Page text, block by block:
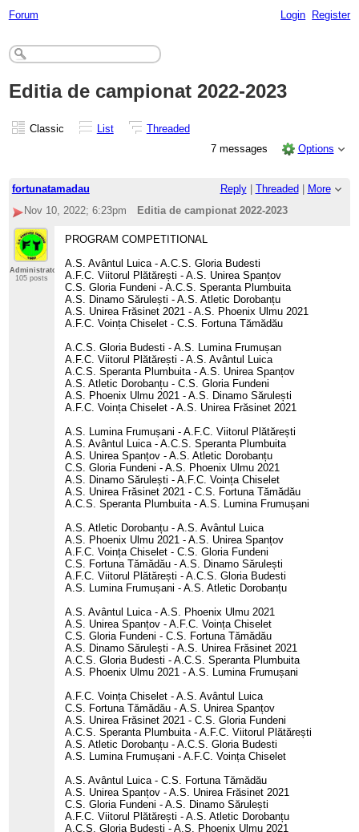
Forum Login Register
Editia de campionat 2022-2023
Classic List
Threaded
7 messages
Options
fortunatamadau Reply| Threaded
More
Nov 10, 2022; 6:23pm
Editia de campionat 2022-2023
Administrator
105 posts
PROGRAM COMPETITIONAL
A.S. Avântul Luica - A.C.S. Gloria Budesti
A.F.C. Viitorul Plătărești - A.S. Unirea Spanțov
C.S. Gloria Fundeni - A.C.S. Speranta Plumbuita
A.S. Dinamo Sărulești - A.S. Atletic Dorobanțu
A.S. Unirea Frăsinet 2021 - A.S. Phoenix Ulmu 2021
A.F.C. Voința Chiselet - C.S. Fortuna Tămădău
A.C.S. Gloria Budesti - A.S. Lumina Frumușan
A.F.C. Viitorul Plătărești - A.S. Avântul Luica
A.C.S. Speranta Plumbuita - A.S. Unirea Spanțov
A.S. Atletic Dorobanțu - C.S. Gloria Fundeni
A.S. Phoenix Ulmu 2021 - A.S. Dinamo Sărulești
A.F.C. Voința Chiselet - A.S. Unirea Frăsinet 2021
A.S. Lumina Frumușani - A.F.C. Viitorul Plătărești
A.S. Avântul Luica - A.C.S. Speranta Plumbuita
A.S. Unirea Spanțov - A.S. Atletic Dorobanțu
C.S. Gloria Fundeni - A.S. Phoenix Ulmu 2021
A.S. Dinamo Sărulești - A.F.C. Voința Chiselet
A.S. Unirea Frăsinet 2021 - C.S. Fortuna Tămădău
A.C.S. Speranta Plumbuita - A.S. Lumina Frumușani
A.S. Atletic Dorobanțu - A.S. Avântul Luica
A.S. Phoenix Ulmu 2021 - A.S. Unirea Spanțov
A.F.C. Voința Chiselet - C.S. Gloria Fundeni
C.S. Fortuna Tămădău - A.S. Dinamo Sărulești
A.F.C. Viitorul Plătărești - A.C.S. Gloria Budesti
A.S. Lumina Frumușani - A.S. Atletic Dorobanțu
A.S. Avântul Luica - A.S. Phoenix Ulmu 2021
A.S. Unirea Spanțov - A.F.C. Voința Chiselet
C.S. Gloria Fundeni - C.S. Fortuna Tămădău
A.S. Dinamo Sărulești - A.S. Unirea Frăsinet 2021
A.C.S. Gloria Budesti - A.C.S. Speranta Plumbuita
A.S. Phoenix Ulmu 2021 - A.S. Lumina Frumușani
A.F.C. Voința Chiselet - A.S. Avântul Luica
C.S. Fortuna Tămădău - A.S. Unirea Spanțov
A.S. Unirea Frăsinet 2021 - C.S. Gloria Fundeni
A.C.S. Speranta Plumbuita - A.F.C. Viitorul Plătărești
A.S. Atletic Dorobanțu - A.C.S. Gloria Budesti
A.S. Lumina Frumușani - A.F.C. Voința Chiselet
A.S. Avântul Luica - C.S. Fortuna Tămădău
A.S. Unirea Spanțov - A.S. Unirea Frăsinet 2021
C.S. Gloria Fundeni - A.S. Dinamo Sărulești
A.F.C. Viitorul Plătărești - A.S. Atletic Dorobanțu
A.C.S. Gloria Budesti - A.S. Phoenix Ulmu 2021